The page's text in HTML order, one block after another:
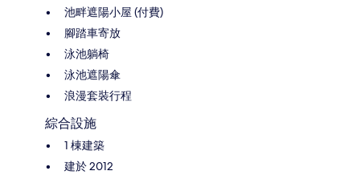
池畔遮陽小屋 (付費)
腳踏車寄放
泳池躺椅
泳池遮陽傘
浪漫套裝行程
綜合設施
1 棟建築
建於 2012